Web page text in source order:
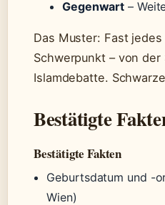
Gegenwart –
Das Muster: Fast
Schwerpunkt – von
Islamdebatte.
Bestätigte
Bestätigte Fakten
Geburtsdatum und -
Wien)